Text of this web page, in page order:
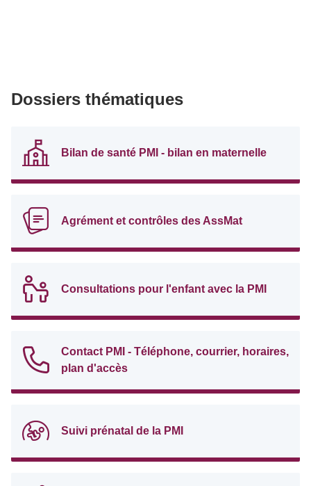
Dossiers thématiques
Bilan de santé PMI - bilan en maternelle
Agrément et contrôles des AssMat
Consultations pour l'enfant avec la PMI
Contact PMI - Téléphone, courrier, horaires,
plan d'accès
Suivi prénatal de la PMI